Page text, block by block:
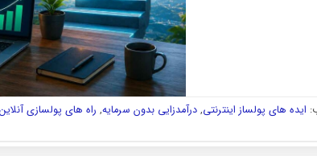
ایده های پولساز اینترنتی,درآمدزایی بدون سرمایه, راه های پولسازی آنلاین